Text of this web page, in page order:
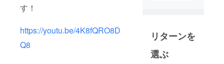
す！
https://youtu.be/4K8fQRO8D
Q8
リターンを
選ぶ